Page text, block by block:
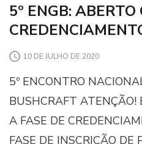
5º ENGB:
10 DE JULHO DE 2020
5º ENCONTRO
BUSHCRAFT
A FASE DE
FASE DE INSCRIÇÃO DE